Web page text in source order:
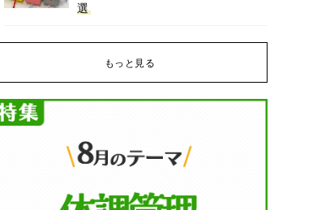
選
もっと見る